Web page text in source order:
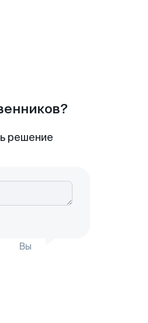
решение
Вы